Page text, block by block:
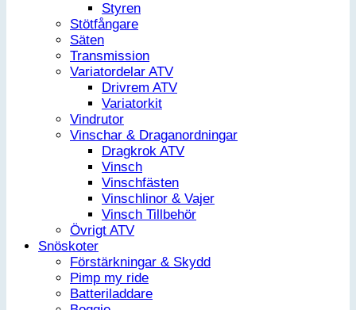
Styren
Stötfångare
Säten
Transmission
Variatordelar ATV
Drivrem ATV
Variatorkit
Vindrutor
Vinschar & Draganordningar
Dragkrok ATV
Vinsch
Vinschfästen
Vinschlinor & Vajer
Vinsch Tillbehör
Övrigt ATV
Snöskoter
Förstärkningar & Skydd
Pimp my ride
Batteriladdare